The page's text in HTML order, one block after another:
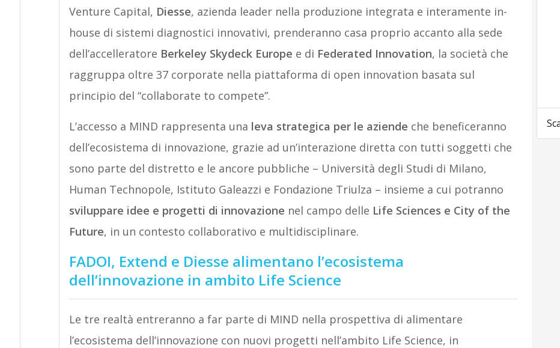
Venture Capital, Diesse, azienda leader nella produzione integrata e interamente in-
house di sistemi diagnostici innovativi, prenderanno casa proprio accanto alla sede
dell’accelleratore Berkeley Skydeck Europe e di Federated Innovation, la società che
raggruppa oltre 37 corporate nella piattaforma di open innovation basata sul
principio del “collaborate to compete”.
L’accesso a MIND rappresenta una leva strategica per le aziende che beneficeranno
dell’ecosistema di innovazione, grazie ad un’interazione diretta con tutti soggetti che
sono parte del distretto e le ancore pubbliche – Università degli Studi di Milano,
Human Technopole, Istituto Galeazzi e Fondazione Triulza – insieme a cui potranno
sviluppare idee e progetti di innovazione nel campo delle Life Sciences e City of the
Future, in un contesto collaborativo e multidisciplinare.
FADOI, Extend e Diesse alimentano l’ecosistema
dell’innovazione in ambito Life Science
Le tre realtà entreranno a far parte di MIND nella prospettiva di alimentare
l’ecosistema dell’innovazione con nuovi progetti nell’ambito Life Science, in